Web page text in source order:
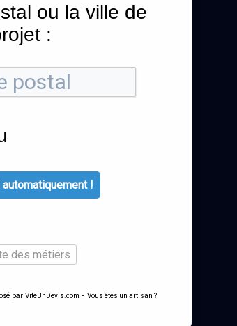
ou la ville de
:
!
des métiers
par ViteUnDevis.com - Vous êtes un artisan ?